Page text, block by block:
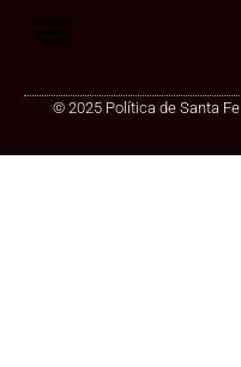
© 2025 Política de Santa Fe